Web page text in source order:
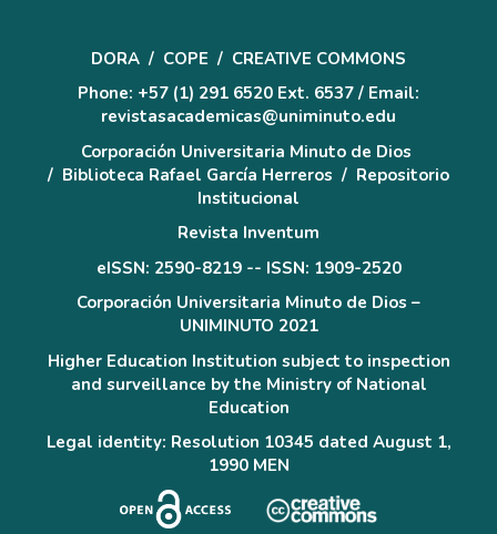
DORA / COPE / CREATIVE COMMONS
Phone: +57 (1) 291 6520 Ext. 6537 / Email:
revistasacademicas@uniminuto.edu
Corporación Universitaria Minuto de Dios
/ Biblioteca Rafael García Herreros / Repositorio
Institucional
Revista Inventum
eISSN: 2590-8219 -- ISSN: 1909-2520
Corporación Universitaria Minuto de Dios –
UNIMINUTO 2021
Higher Education Institution subject to inspection
and surveillance by the Ministry of National
Education
Legal identity: Resolution 10345 dated August 1,
1990 MEN